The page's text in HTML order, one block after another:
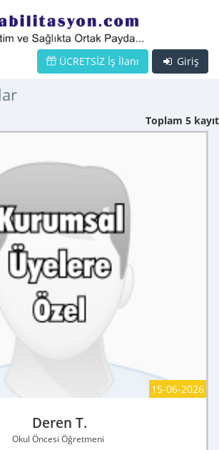
Giriş
ÜCRETSİZ İş İlanı
Toplam 5 kayıt
15-06-2026
Deren T.
Okul Öncesi Öğretmeni